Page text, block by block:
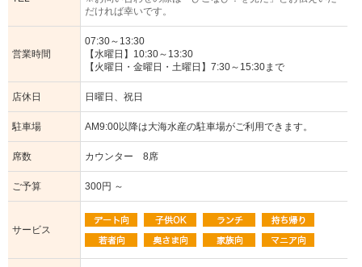
だければ幸いです。
営業時間
07:30～13:30
【水曜日】10:30～13:30
【火曜日・金曜日・土曜日】7:30～15:30まで
店休日 日曜日、祝日
駐車場 AM9:00以降は大海水産の駐車場がご利用できます。
席数 カウンター 8席
ご予算 300円 ～
サービス